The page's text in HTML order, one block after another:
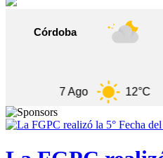
Córdoba
12°C